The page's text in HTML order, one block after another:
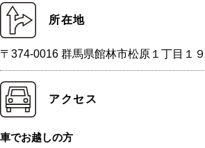
所在地
〒374-0016 群馬県館林市松原１丁目１
アクセス
車でお越しの方